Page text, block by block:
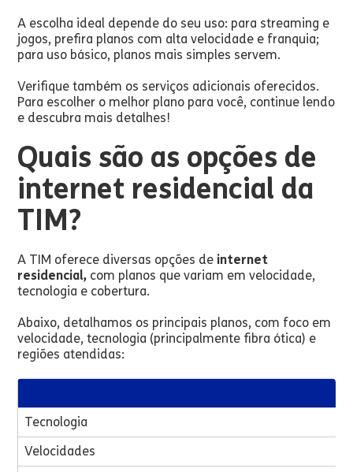
A escolha ideal depende do seu uso: para streaming e
jogos, prefira planos com alta velocidade e franquia;
para uso básico, planos mais simples servem.
Verifique também os serviços adicionais oferecidos.
Para escolher o melhor plano para você, continue lendo
e descubra mais detalhes!
Quais são as opções de
internet residencial da
TIM?
A TIM oferece diversas opções de internet
residencial, com planos que variam em velocidade,
tecnologia e cobertura.
Abaixo, detalhamos os principais planos, com foco em
velocidade, tecnologia (principalmente fibra ótica) e
regiões atendidas:
Tecnologia
Velocidades